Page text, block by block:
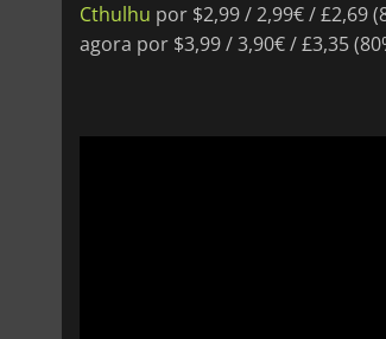
Cthulhu por $2,99 / 2,99€ / £2,69
agora por $3,99 / 3,90€ / £3,35